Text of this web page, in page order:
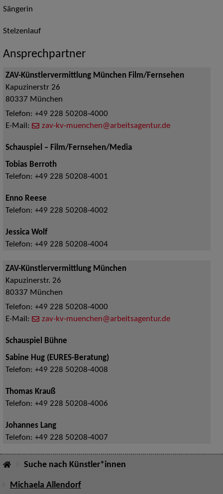
Sängerin
Stelzenlauf
Ansprechpartner
ZAV-Künstlervermittlung München Film/Fernsehen
Kapuzinerstr 26
80337 München
Telefon: +49 228 50208-4000
E-Mail:
zav-kv-muenchen@arbeitsagentur.de
Schauspiel – Film/Fernsehen/Media
Tobias Berroth
Telefon: +49 228 50208-4001
Enno Reese
Telefon: +49 228 50208-4002
Jessica Wolf
Telefon: +49 228 50208-4004
ZAV-Künstlervermittlung München
Kapuzinerstr. 26
80337 München
Telefon: +49 228 50208-4000
E-Mail:
zav-kv-muenchen@arbeitsagentur.de
Schauspiel Bühne
Sabine Hug (EURES-Beratung)
Telefon: +49 228 50208-4008
Thomas Krauß
Telefon: +49 228 50208-4006
Johannes Lang
Telefon: +49 228 50208-4007
Suche nach Künstler*innen
Michaela Allendorf